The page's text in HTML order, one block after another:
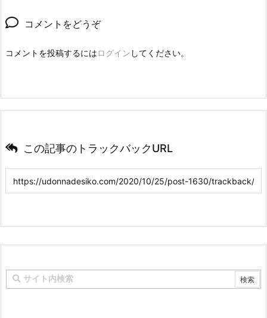
コメントをどうぞ
コメントを投稿するにはログイン してください。
この記事のトラックバックURL